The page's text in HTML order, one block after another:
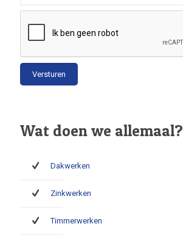
Wat doen we allemaal?
Dakwerken
Zinkwerken
Timmerwerken